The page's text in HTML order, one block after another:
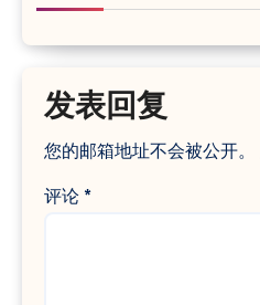
发表回复
您的邮箱地址不会被公开。
评论 *